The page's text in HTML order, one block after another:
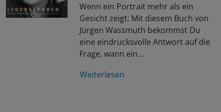
Wenn ein Portrait mehr als ein
Gesicht zeigt: Mit diesem Buch von
Jürgen Wassmuth bekommst Du
eine eindrucksvolle Antwort auf die
Frage, wann ein…
Weiterlesen